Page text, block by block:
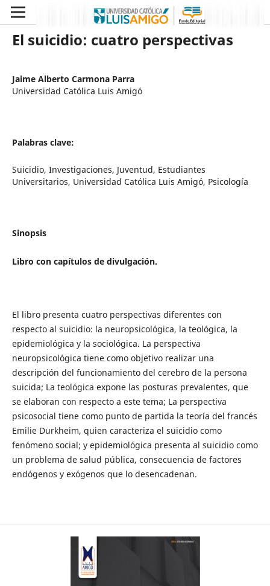
El suicidio: cuatro perspectivas
Jaime Alberto Carmona Parra
Universidad Católica Luis Amigó
Palabras clave:
Suicidio, Investigaciones, Juventud, Estudiantes
Universitarios, Universidad Católica Luis Amigó, Psicología
Sinopsis
Libro con capítulos de divulgación.
El libro presenta cuatro perspectivas diferentes con
respecto al suicidio: la neuropsicológica, la teológica, la
epidemiológica y la sociológica. La perspectiva
neuropsicológica tiene como objetivo realizar una
descripción del funcionamiento del cerebro de la persona
suicida; La teológica expone las posturas prevalentes, que
se elaboran con respecto a este tema; La perspectiva
psicosocial tiene como punto de partida la teoría del francés
Emilie Durkheim, quien caracteriza el suicidio como
fenómeno social; y epidemiológica presenta al suicidio como
un problema de salud pública, consecuencia de factores
endógenos y exógenos que lo desencadenan.